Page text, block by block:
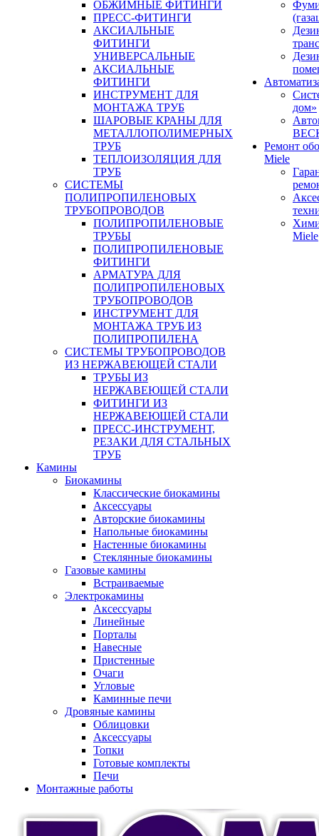
ОБЖИМНЫЕ ФИТИНГИ
ПРЕСС-ФИТИНГИ
АКСИАЛЬНЫЕ
ФИТИНГИ
УНИВЕРСАЛЬНЫЕ
АКСИАЛЬНЫЕ
ФИТИНГИ
ИНСТРУМЕНТ ДЛЯ
МОНТАЖА ТРУБ
ШАРОВЫЕ КРАНЫ ДЛЯ
МЕТАЛЛОПОЛИМЕРНЫХ
ТРУБ
ТЕПЛОИЗОЛЯЦИЯ ДЛЯ
ТРУБ
СИСТЕМЫ
ПОЛИПРОПИЛЕНОВЫХ
ТРУБОПРОВОДОВ
ПОЛИПРОПИЛЕНОВЫЕ
ТРУБЫ
ПОЛИПРОПИЛЕНОВЫЕ
ФИТИНГИ
АРМАТУРА ДЛЯ
ПОЛИПРОПИЛЕНОВЫХ
ТРУБОПРОВОДОВ
ИНСТРУМЕНТ ДЛЯ
МОНТАЖА ТРУБ ИЗ
ПОЛИПРОПИЛЕНА
СИСТЕМЫ ТРУБОПРОВОДОВ
ИЗ НЕРЖАВЕЮЩЕЙ СТАЛИ
ТРУБЫ ИЗ
НЕРЖАВЕЮЩЕЙ СТАЛИ
ФИТИНГИ ИЗ
НЕРЖАВЕЮЩЕЙ СТАЛИ
ПРЕСС-ИНСТРУМЕНТ,
РЕЗАКИ ДЛЯ СТАЛЬНЫХ
ТРУБ
Камины
Биокамины
Классические биокамины
Аксессуары
Авторские биокамины
Напольные биокамины
Настенные биокамины
Стеклянные биокамины
Газовые камины
Встраиваемые
Электрокамины
Аксессуары
Линейные
Порталы
Навесные
Пристенные
Очаги
Угловые
Каминные печи
Дровяные камины
Облицовки
Аксессуары
Топки
Готовые комплекты
Печи
Монтажные работы
дом»
Ремонт
Miele
Miele